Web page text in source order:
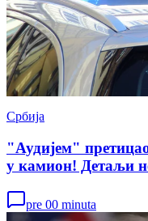
Србија
"Аудијем"
у камион! Детаљи
pre 00 minuta